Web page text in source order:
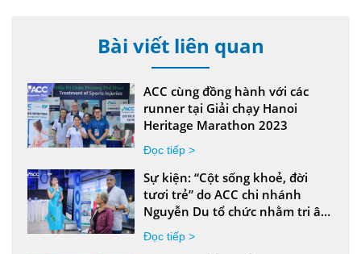
Bài viết liên quan
ACC cùng đồng hành với các
runner tại Giải chạy Hanoi
Heritage Marathon 2023
Đọc tiếp >
Sự kiện: “Cột sống khoẻ, đời
tươi trẻ” do ACC chi nhánh
Nguyễn Du tổ chức nhằm tri ân
Phái nữ nhân dịp tháng Phụ nữ
Việt Nam
Đọc tiếp >